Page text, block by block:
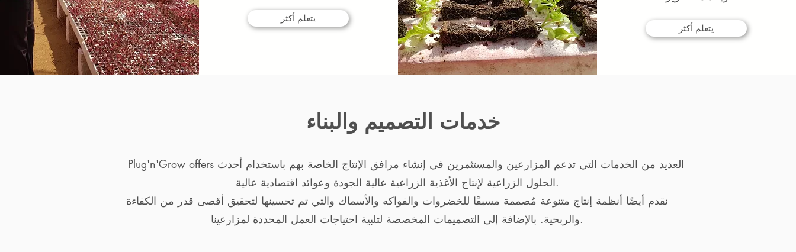
يتعلم أكثر
يتعلم أكثر
خدمات التصميم والبناء
Plug'n'Grow offers العديد من الخدمات التي تدعم المزارعين والمستثمرين في إنشاء مرافق الإنتاج الخاصة بهم باستخدام أحدث
الحلول الزراعية لإنتاج الأغذية الزراعية عالية الجودة وعوائد اقتصادية عالية.
نقدم أيضًا أنظمة إنتاج متنوعة مُصممة مسبقًا للخضروات والفواكه والأسماك والتي تم تحسينها لتحقيق أقصى قدر من الكفاءة
والربحية. بالإضافة إلى التصميمات المخصصة لتلبية احتياجات العمل المحددة لمزارعينا.